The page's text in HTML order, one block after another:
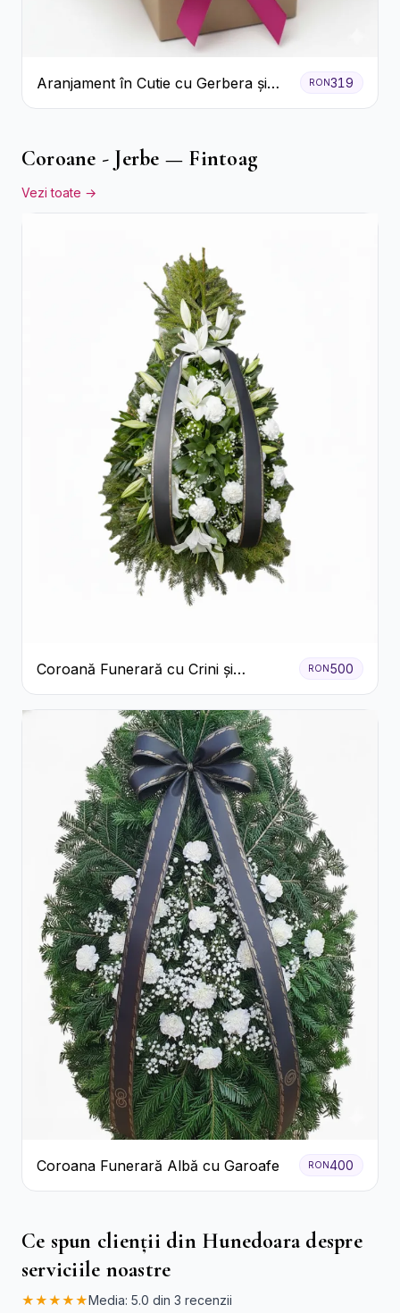
Aranjament în Cutie cu Gerbera și
Trandafiri Roz
RON319
Coroane - Jerbe — Fintoag
Vezi toate →
Coroană Funerară cu Crini și
Garoafe Albe
RON 500
Coroana Funerară Albă cu Garoafe RON 400
Ce spun clienții din Hunedoara despre
serviciile noastre
★★★★★Media: 5.0 din 3 recenzii